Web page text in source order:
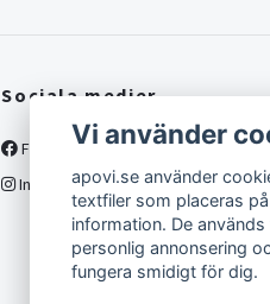
Sociala medier
Facebook
Instagram
Vi använder
apovi.se använder
textfiler som placeras
information. De
personlig annonsering
fungera smidigt för dig.